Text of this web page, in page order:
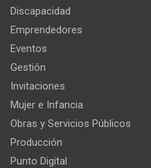
Discapacidad
Emprendedores
Eventos
Gestión
Invitaciones
Mujer e Infancia
Obras y Servicios Públicos
Producción
Punto Digital